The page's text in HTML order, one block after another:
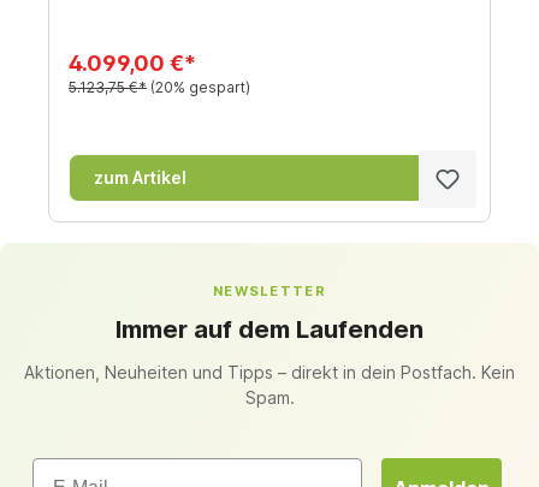
4.099,00 €*
5.123,75 €* (20% gespart)
zum Artikel
NEWSLETTER
Immer auf dem Laufenden
Aktionen, Neuheiten und Tipps – direkt in dein Postfach. Kein
Spam.
Email